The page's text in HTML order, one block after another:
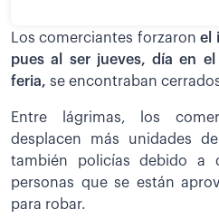
Los comerciantes forzaronel
pues al ser jueves, día en
feria, se encontraban
Entre lágrimas, los
desplacen más unidades
también policías debido a
personas que se están
para robar.